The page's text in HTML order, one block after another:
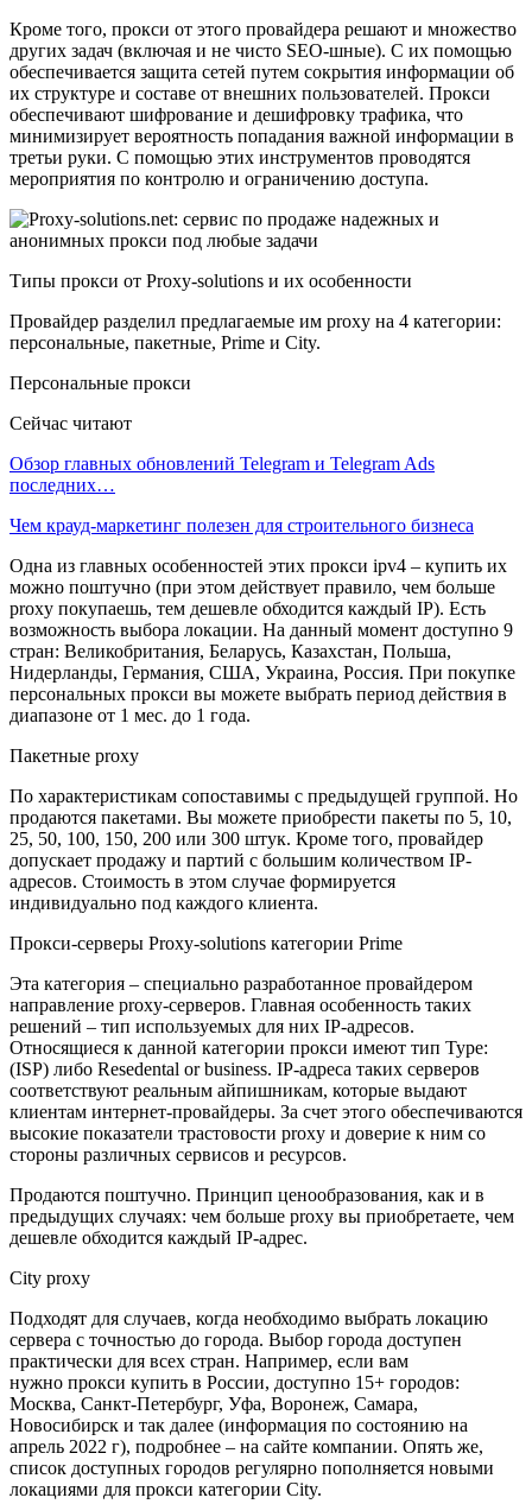
Кроме того, прокси от этого провайдера решают и множество
других задач (включая и не чисто SEO-шные). С их помощью
обеспечивается защита сетей путем сокрытия информации об
их структуре и составе от внешних пользователей. Прокси
обеспечивают шифрование и дешифровку трафика, что
минимизирует вероятность попадания важной информации в
третьи руки. С помощью этих инструментов проводятся
мероприятия по контролю и ограничению доступа. ​
Типы прокси от Proxy-solutions и их особенности
Провайдер разделил предлагаемые им proxy на 4 категории:
персональные, пакетные, Prime и City. ​
Персональные прокси
Сейчас читают
Обзор главных обновлений Telegram и Telegram Ads
последних…
Чем крауд-маркетинг полезен для строительного бизнеса
Одна из главных особенностей этих прокси ipv4 – купить их
можно поштучно (при этом действует правило, чем больше
proxy покупаешь, тем дешевле обходится каждый IP). Есть
возможность выбора локации. На данный момент доступно 9
стран: Великобритания, Беларусь, Казахстан, Польша,
Нидерланды, Германия, США, Украина, Россия. При покупке
персональных прокси вы можете выбрать период действия в
диапазоне от 1 мес. до 1 года. ​
Пакетные proxy
По характеристикам сопоставимы с предыдущей группой. Но
продаются пакетами. Вы можете приобрести пакеты по 5, 10,
25, 50, 100, 150, 200 или 300 штук. Кроме того, провайдер
допускает продажу и партий с большим количеством IP-
адресов. Стоимость в этом случае формируется
индивидуально под каждого клиента. ​
Прокси-серверы Proxy-solutions категории Prime
Эта категория – специально разработанное провайдером
направление proxy-серверов. Главная особенность таких
решений – тип используемых для них IP-адресов.
Относящиеся к данной категории прокси имеют тип Type:
(ISP) либо Resedental or business. IP-адреса таких серверов
соответствуют реальным айпишникам, которые выдают
клиентам интернет-провайдеры. За счет этого обеспечиваются
высокие показатели трастовости proxy и доверие к ним со
стороны различных сервисов и ресурсов.
Продаются поштучно. Принцип ценообразования, как и в
предыдущих случаях: чем больше proxy вы приобретаете, чем
дешевле обходится каждый IP-адрес. ​
City proxy
Подходят для случаев, когда необходимо выбрать локацию
сервера с точностью до города. Выбор города доступен
практически для всех стран. Например, если вам
нужно прокси купить в России, доступно 15+ городов:
Москва, Санкт-Петербург, Уфа, Воронеж, Самара,
Новосибирск и так далее (информация по состоянию на
апрель 2022 г), подробнее – на сайте компании. Опять же,
список доступных городов регулярно пополняется новыми
локациями для прокси категории City.